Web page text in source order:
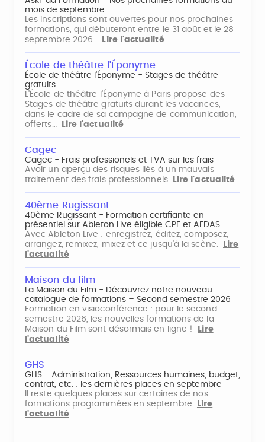
mois de septembre
Les inscriptions sont ouvertes pour nos prochaines
formations, qui débuteront entre le 31 août et le 28
septembre 2026.
Lire l'actualité
École de théâtre l'Éponyme
École de théâtre l'Éponyme - Stages de théâtre
gratuits
L'École de théâtre l'Éponyme à Paris propose des
Stages de théâtre gratuits durant les vacances,
dans le cadre de sa campagne de communication,
offerts…
Lire l'actualité
Cagec
Cagec - Frais professionels et TVA sur les frais
Avoir un aperçu des risques liés à un mauvais
traitement des frais professionnels
Lire l'actualité
40ème Rugissant
40ème Rugissant - Formation certifiante en
présentiel sur Ableton Live éligible CPF et AFDAS
Avec Ableton Live : enregistrez, éditez, composez,
arrangez, remixez, mixez et ce jusqu'à la scène.
Lire
l'actualité
Maison du film
La Maison du Film - Découvrez notre nouveau
catalogue de formations – Second semestre 2026
Formation en visioconférence : pour le second
semestre 2026, les nouvelles formations de la
Maison du Film sont désormais en ligne !
Lire
l'actualité
GHS
GHS - Administration, Ressources humaines, budget,
contrat, etc. : les dernières places en septembre
Il reste quelques places sur certaines de nos
formations programmées en septembre
Lire
l'actualité